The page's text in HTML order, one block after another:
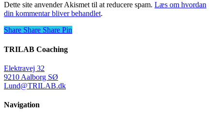
Dette site anvender Akismet til at reducere spam. Læs om hvordan
din kommentar bliver behandlet.
Share
Share Share Share Pin
TRILAB Coaching
Elektravej 32
9210 Aalborg SØ
Lund@TRILAB.dk
Navigation